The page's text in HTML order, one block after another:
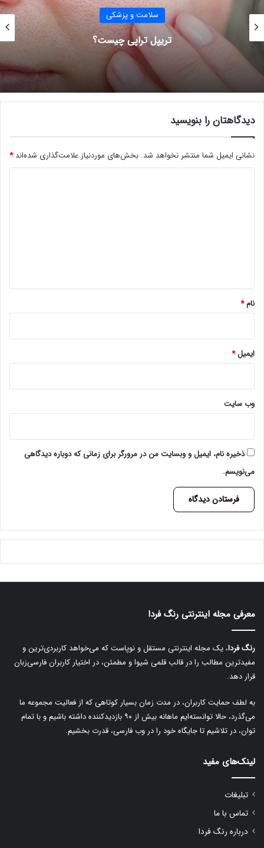
سلامت و پزشکی
تجربه واقعی درمان فوبیا، از زبان پریسا عباس‌زاده
روانشناس خوب در تبریز بشنوید.
دیدگاهتان را بنویسید
نشانی ایمیل شما منتشر نخواهد شد. بخش‌های موردنیاز علامت‌گذاری شده‌اند*
نام*
ایمیل*
وب‌ سایت
ذخیره نام، ایمیل و وبسایت من در مرورگر برای زمانی که دوباره دیدگاهی
می‌نویسم.
A
t
e
n
a
t
i
e
:
معرفی مجله اینترنتی رنگ فردا
رنگ فردا، یک مجله اینترنتی مستقل و نوپاست که می‌خواهد کاربردی‌ترین و
مفیدترین مطالب را در قالب قلمی شیوا و مطمئن، در اختیار کاربران فارسی‌زبان
قرار دهد.
به لطف حمایت کاربران، در مدت زمان بسیار کوتاهی که از فعالیت مجموعه ما
می‌گذرد، حالا توانسته‌ایم ماهانه بیش از ۹۰ بازدیدکننده داشته باشیم و با تمام
توان، در تلاشیم تا جایگاه خود را در وب فارسی، قدرت بخشیم.
لینک‌های مفید
تبلیغات
تماس با ما
درباره رنگ فردا